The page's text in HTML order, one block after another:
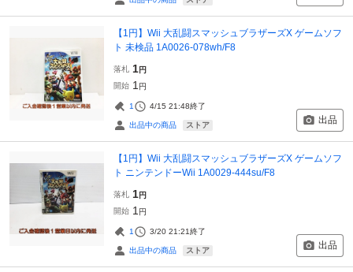
【1円】Wii 大乱闘スマッシュブラザーズX ゲームソフ
ト 未検品 1A0026-078wh/F8
落札 1円
開始 1 円
1 4/15 21:48終了
出品中の商品 ストア 出品
【1円】Wii 大乱闘スマッシュブラザーズX ゲームソフ
ト ニンテンドーWii 1A0029-444su/F8
落札 1円
開始 1 円
1 3/20 21:21終了
出品中の商品 ストア 出品